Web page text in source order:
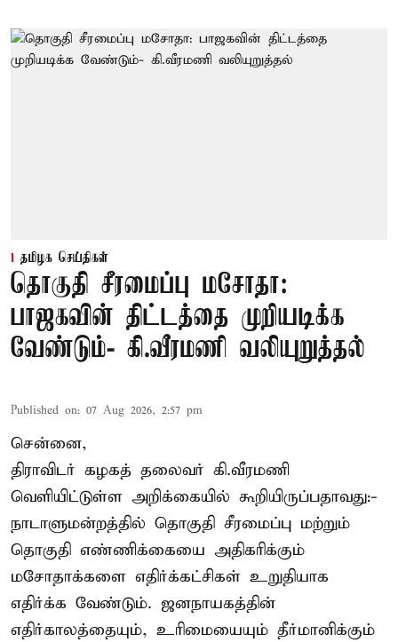
தமிழக செய்திகள்
தொகுதி சீரமைப்பு மசோதா:
பாஜகவின் திட்டத்தை முறியடிக்க
வேண்டும்- கி.வீரமணி வலியுறுத்தல்
Published on: 07 Aug 2026, 2:57 pm
சென்னை,
திராவிடர் கழகத் தலைவர் கி.வீரமணி
வெளியிட்டுள்ள அறிக்கையில் கூறியிருப்பதாவது:-
நாடாளுமன்றத்தில் தொகுதி சீரமைப்பு மற்றும்
தொகுதி எண்ணிக்கையை அதிகரிக்கும்
மசோதாக்களை எதிர்க்கட்சிகள் உறுதியாக
எதிர்க்க வேண்டும். ஜனநாயகத்தின்
எதிர்காலத்தையும், உரிமையையும் தீர்மானிக்கும்